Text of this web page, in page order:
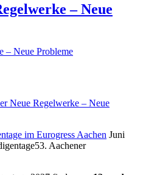
– Neue
Neue Regelwerke – Neue
Juni
53. Aachener